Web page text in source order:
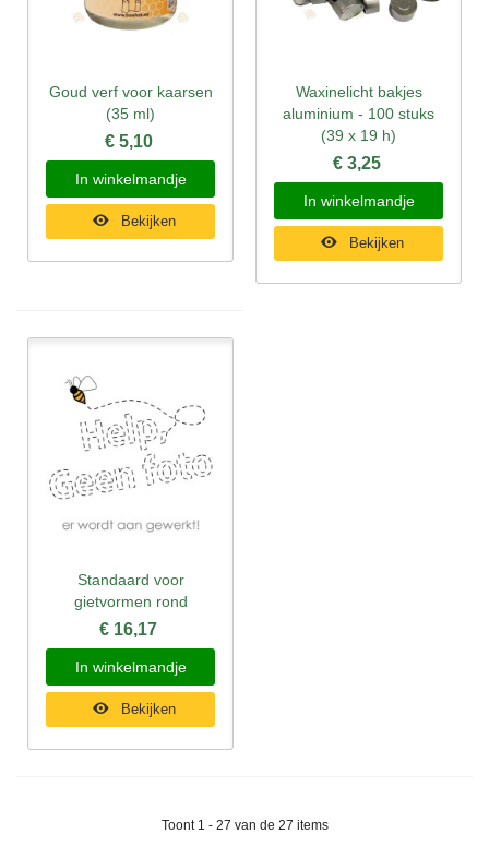
Goud verf voor kaarsen
(35 ml)
€ 5,10
In winkelmandje
Bekijken
Waxinelicht bakjes
aluminium - 100 stuks
(39 x 19 h)
€ 3,25
In winkelmandje
Bekijken
Standaard voor
gietvormen rond
€ 16,17
In winkelmandje
Bekijken
Toont 1 - 27 van de 27 items